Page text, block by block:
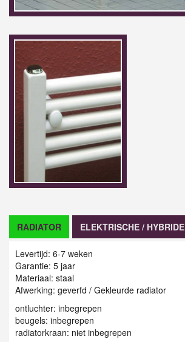
RADIATOR ELEKTRISCHE / HYBRIDE
Levertijd: 6-7 weken
Garantie: 5 jaar
Materiaal: staal
Afwerking: geverfd / Gekleurde radiator
ontluchter: inbegrepen
beugels: inbegrepen
radiatorkraan: niet inbegrepen